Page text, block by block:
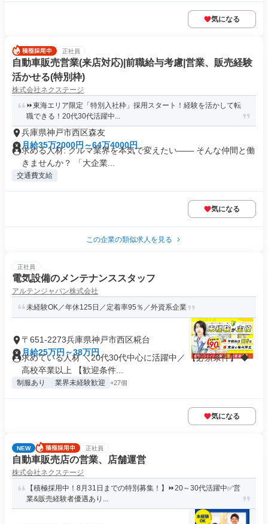
気になる
正社員
自動車販売営業(来店対応)|前職給与考慮|営業、販売経験
活かせる(特別枠)
株式会社ネクステージ
⏩️東海エリア限定「特別入社枠」採用スタート！経験を活かして転
職できる！20代30代活躍中...
兵庫県神戸市西区森友
月給35万2000円～64万4000円
求める人材: クルマ業界を本気で変えたい―― そんな仲間と働
きませんか？ 「大企業...
交通費支給
気になる
この企業の類似求人を見る
正社員
電気設備のメンテナンススタッフ
アルテンジャパン株式会社
未経験OK／年休125日／定着率95％／外資系企業
〒651-2273兵庫県神戸市西区糀台
月給25万円～38万円
求めている人材 ＼20代30代中心に活躍中／ 【必須条件】 ◆
高校卒業以上 【歓迎条件...
制服あり 業界未経験歓迎 +27個
気になる
NEW 正社員
自動車販売店の営業、店舗運営
株式会社ネクステージ
【積極採用中！8月31日までの特別募集！】⏩️20～30代活躍中✅営
業&販売経験者優遇あり...